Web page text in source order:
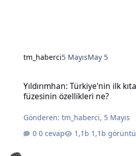
tm_haberci5 MayısMay 5
Yıldırımhan: Türkiye'nin ilk
füzesinin özellikleri ne?
Gönderen:tm_haberci, 5 Mayıs
0 cevap
1,1b görüntü